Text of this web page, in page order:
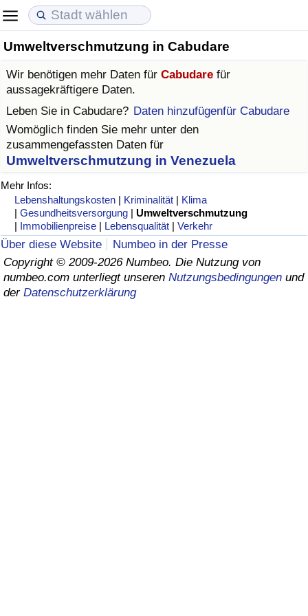
Umweltverschmutzung in Cabudare
Wir benötigen mehr Daten für Cabudare für
aussagekräftigere Daten.
Leben Sie in Cabudare? Daten hinzufügenfür Cabudare
Womöglich finden Sie mehr unter den
zusammengefassten Daten für
Umweltverschmutzung in Venezuela
Mehr Infos:
Lebenshaltungskosten | Kriminalität | Klima
|Gesundheitsversorgung |Umweltverschmutzung
| Immobilienpreise | Lebensqualität |Verkehr
Über diese Website
Numbeo in der Presse
Copyright © 2009-2026 Numbeo. Die Nutzung von
numbeo.com unterliegt unseren Nutzungsbedingungen und
der Datenschutzerklärung
Lebenshaltungskosten
Lebenshaltungskosten-Index (aktuell)
Lebenshaltungskosten-Index
Lebenshaltungskosten-Index nach Land
in Akaba
Immobilienpreise
Immobilienpreis-Index (aktuell)
Immobilienpreis-Index
Immobilienpreis-Index nach Land
Lebensqualität
Lebensqualität-Index
Lebensqualität-Index (aktuell)
Lebensqualitätsindex nach Land
Kriminalität
Kriminalitäts-Index (aktuell)
Kriminalitäts-Index
Kriminalitätsindex nach Land